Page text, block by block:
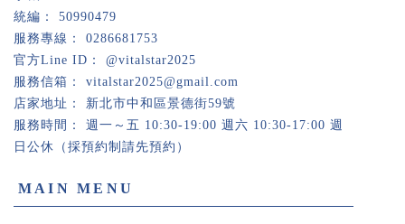
@vitalstar2025
0286681753
50990479
vitalstar2025@gmail.com
新北市中和區景德街59號
週一～五 10:30-19:00 週六 10:30-17:00 週
日公休（採預約制請先預約）